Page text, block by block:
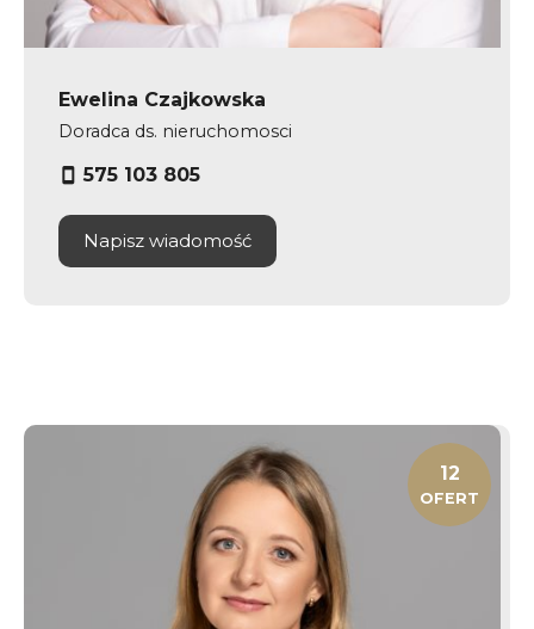
Ewelina Czajkowska
Doradca ds. nieruchomosci
575 103 805
Napisz wiadomość
12
OFERT